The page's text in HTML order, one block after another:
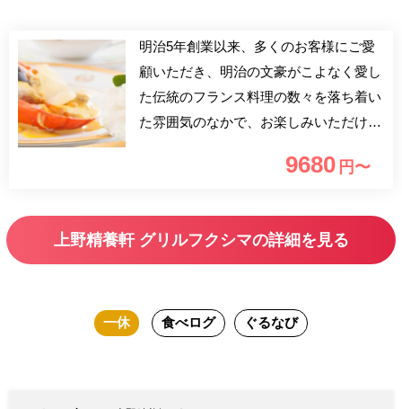
明治5年創業以来、多くのお客様にご愛
顧いただき、明治の文豪がこよなく愛し
た伝統のフランス料理の数々を落ち着い
た雰囲気のなかで、お楽しみいただけま
ス料理コース。毎月シーズンに合わせて
培方法に拘った貴重な野菜などをご堪能
ください。伝統と格式を大切に受け継ぎ
9680 円〜
上野精養軒 グリルフクシマの詳細を見る
一休 食べログ ぐるなび